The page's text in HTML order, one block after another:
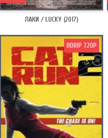
ЛАКИ / LUCKY (2017)
BDRIP 720P